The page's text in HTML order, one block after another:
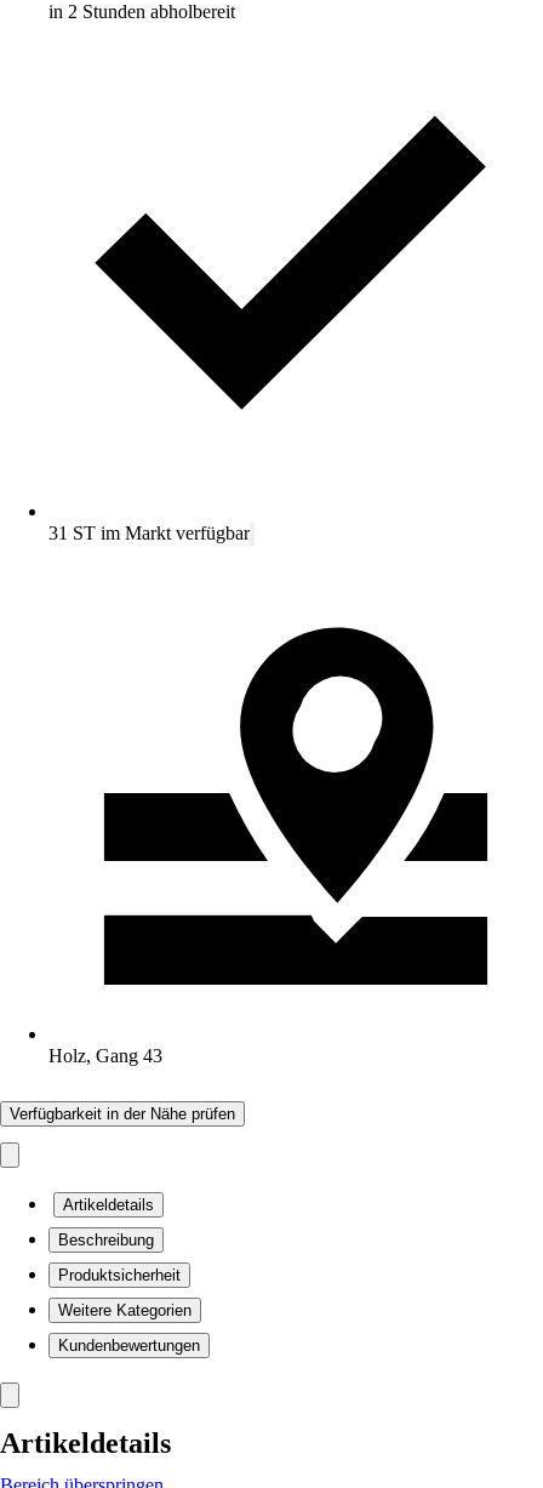
in 2 Stunden abholbereit
31 ST im Markt verfügbar
Holz, Gang 43
Verfügbarkeit in der Nähe prüfen
Artikeldetails
Beschreibung
Produktsicherheit
Weitere Kategorien
Kundenbewertungen
Artikeldetails